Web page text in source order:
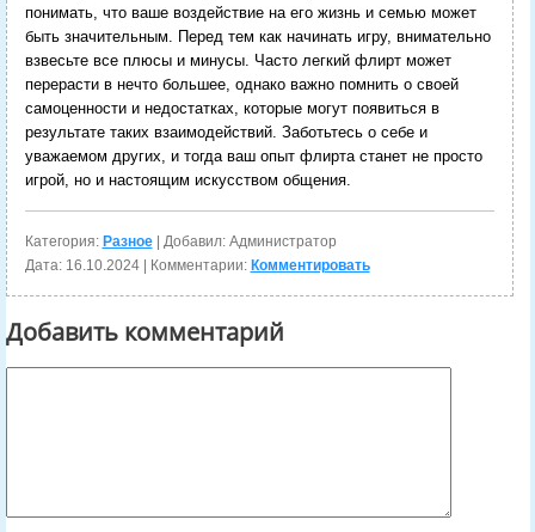
понимать, что ваше воздействие на его жизнь и семью может
быть значительным. Перед тем как начинать игру, внимательно
взвесьте все плюсы и минусы. Часто легкий флирт может
перерасти в нечто большее, однако важно помнить о своей
самоценности и недостатках, которые могут появиться в
результате таких взаимодействий. Заботьтесь о себе и
уважаемом других, и тогда ваш опыт флирта станет не просто
игрой, но и настоящим искусством общения.
Категория: Разное| Добавил: Администратор
Дата: 16.10.2024| Комментарии: Комментировать
Добавить комментарий